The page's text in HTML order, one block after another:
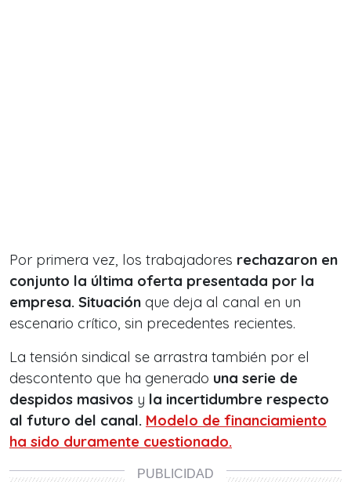
Por primera vez, los trabajadores rechazaron en
conjunto la última oferta presentada por la
empresa. Situación que deja al canal en un
escenario crítico, sin precedentes recientes.
La tensión sindical se arrastra también por el
descontento que ha generado una serie de
despidos masivos y la incertidumbre respecto
al futuro del canal. Modelo de financiamiento
ha sido duramente cuestionado.